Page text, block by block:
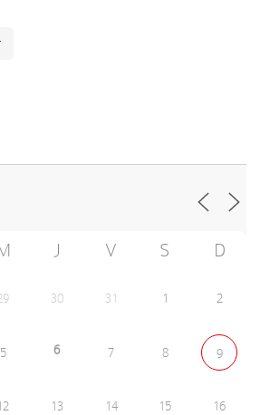
J V S D
30 31 1 2
5 6 7 8 9
13 14 15 16